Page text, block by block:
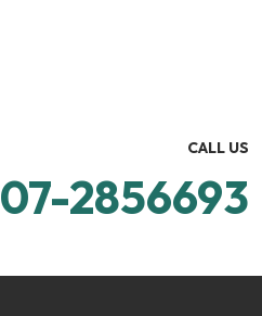
CALL US
07-2856693